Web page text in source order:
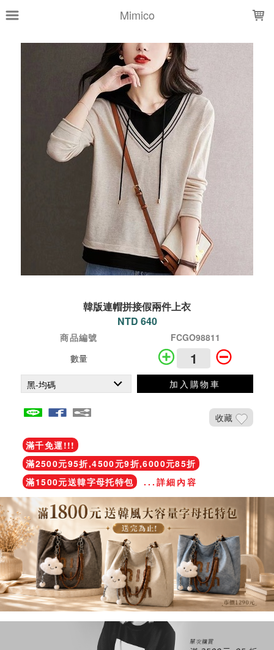
Mimico
韓版連帽拼接假兩件上衣
NTD 640
商品編號
FCGO98811
數量
加入購物車
收藏
滿千免運!!!
滿2500元95折,4500元9折,6000元85折
滿1500元送韓字母托特包
...詳細內容